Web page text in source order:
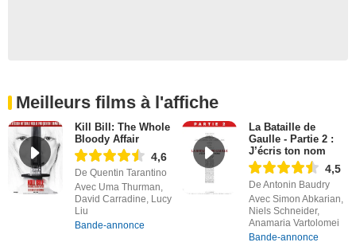
Meilleurs films à l'affiche
Kill Bill: The Whole
Bloody Affair
4,6
De Quentin Tarantino
Avec Uma Thurman,
David Carradine, Lucy
Liu
Bande-annonce
La Bataille de
Gaulle - Partie 2 :
J’écris ton nom
4,5
De Antonin Baudry
Avec Simon Abkarian,
Niels Schneider,
Anamaria Vartolomei
Bande-annonce